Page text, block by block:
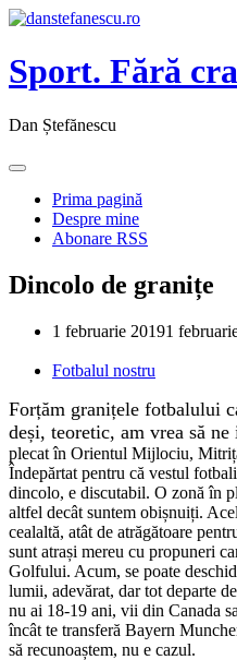
Sport. Fără
Dan Ștefănescu
Prima pagină
Despre mine
Abonare RSS
Dincolo de granițe
1 februarie 20191
Fotbalul nostru
Forțăm granițele fotbalului
deși, teoretic, am vrea să
plecat în Orientul Mijlociu,
Îndepărtat pentru că vestul
dincolo, e discutabil. O zonă în
altfel decât suntem obișnuiți.
cealaltă, atât de atrăgătoare
sunt atrași mereu cu propuneri
Golfului. Acum, se poate
lumii, adevărat, dar tot departe
nu ai 18-19 ani, vii din Canada
încât te transferă Bayern
să recunoaștem, nu e cazul.